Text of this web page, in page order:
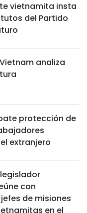
vietnamita insta
del Partido
analiza
protección de
extranjero
con
de misiones
en el